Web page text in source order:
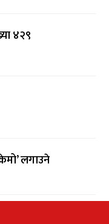
४२९
लगाउने